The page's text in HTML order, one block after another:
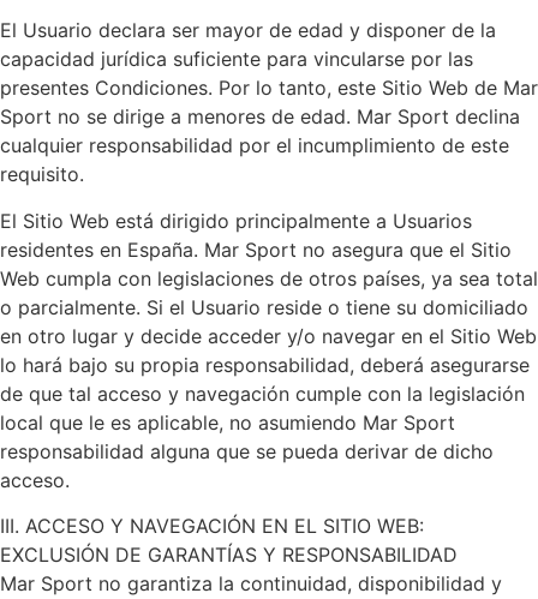
El Usuario declara ser mayor de edad y disponer de la
capacidad jurídica suficiente para vincularse por las
presentes Condiciones. Por lo tanto, este Sitio Web de Mar
Sport no se dirige a menores de edad. Mar Sport declina
cualquier responsabilidad por el incumplimiento de este
requisito.
El Sitio Web está dirigido principalmente a Usuarios
residentes en España. Mar Sport no asegura que el Sitio
Web cumpla con legislaciones de otros países, ya sea total
o parcialmente. Si el Usuario reside o tiene su domiciliado
en otro lugar y decide acceder y/o navegar en el Sitio Web
lo hará bajo su propia responsabilidad, deberá asegurarse
de que tal acceso y navegación cumple con la legislación
local que le es aplicable, no asumiendo Mar Sport
responsabilidad alguna que se pueda derivar de dicho
acceso.
III. ACCESO Y NAVEGACIÓN EN EL SITIO WEB:
EXCLUSIÓN DE GARANTÍAS Y RESPONSABILIDAD
Mar Sport no garantiza la continuidad, disponibilidad y